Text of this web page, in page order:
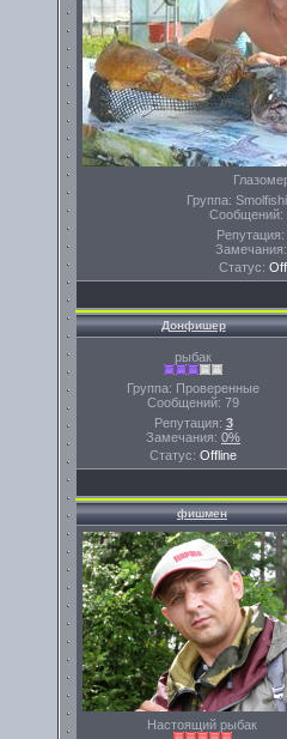
Группа:
Сообщений:
Репутация:
Замечания:
Статус:
Донфишер
рыбак
Группа: Проверенные
Сообщений: 79
Репутация: 3
Замечания: 0%
Статус: Offline
фишмен
Настоящий рыбак